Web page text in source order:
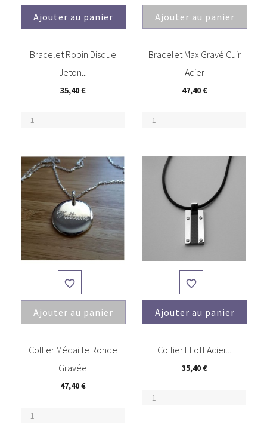
Ajouter au panier
Bracelet Robin Disque
Jeton...
35,40 €
Ajouter au panier
Bracelet Max Gravé Cuir
Acier
47,40 €

Ajouter au panier
Collier Médaille Ronde
Gravée
47,40 €

Ajouter au panier
Collier Eliott Acier...
35,40 €